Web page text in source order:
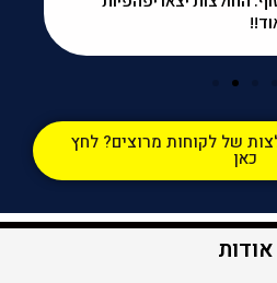
של לקוחות מרוצים? לחץ
כאן
אודות